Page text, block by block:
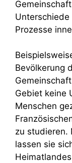
Prozesse
Bevölkerung
Gebiet keine
Menschen
zu studieren.
lassen sie